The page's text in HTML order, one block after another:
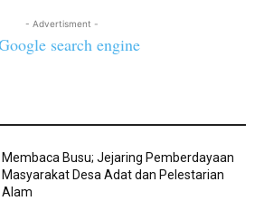
- Advertisment -
Membaca Busu; Jejaring Pemberdayaan
Masyarakat Desa Adat dan Pelestarian
Alam